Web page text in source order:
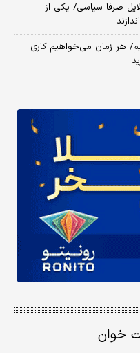
صرفا سیاسی/ یکی از
هر زمان می‌خواهیم کاری
خوان